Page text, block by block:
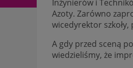
Inżynierów i
Azoty. Zarówno
wicedyrektor szkoły,
A gdy przed sceną
wiedzieliśmy, że